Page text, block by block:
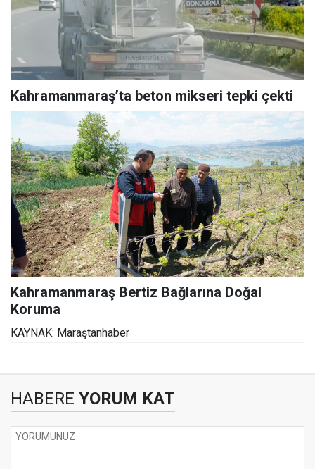
Kahramanmaraş’ta beton mikseri tepki çekti
Kahramanmaraş Bertiz Bağlarına Doğal
Koruma
KAYNAK: Maraştanhaber
HABERE YORUM KAT